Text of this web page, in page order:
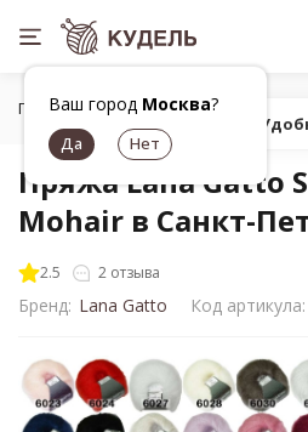
Ваш город Москва?
Главная Все для вязания
Пряжа Lana Gatto
Mohair в Санкт-
2.5 2 отзыва
Бренд: Lana Gatto Код артикула:
Попробуй!